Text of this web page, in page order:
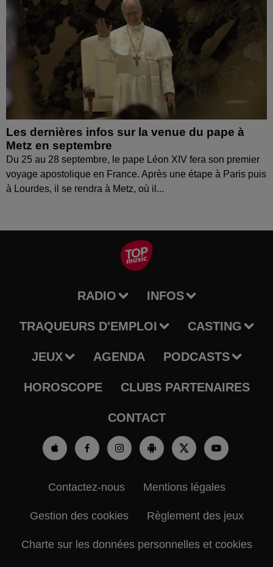
Les dernières infos sur la venue du pape à
Metz en septembre
Du 25 au 28 septembre, le pape Léon XIV fera son premier
voyage apostolique en France. Après une étape à Paris puis
à Lourdes, il se rendra à Metz, où il...
RADIO INFOS
TRAQUEURS D'EMPLOI CASTING
JEUX AGENDA PODCASTS
HOROSCOPE CLUBS PARTENAIRES
CONTACT
Contactez-nous Mentions légales
Gestion des cookies Règlement des jeux
Charte sur les données personnelles et cookies